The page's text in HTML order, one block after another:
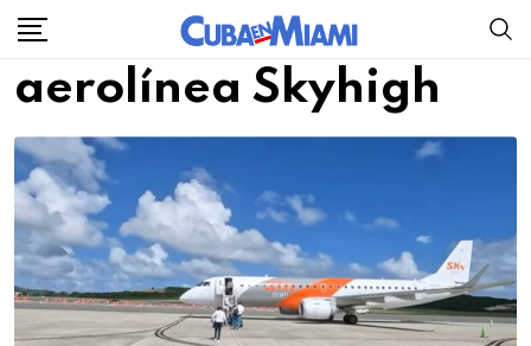
Skip
content
aerolínea Skyhigh